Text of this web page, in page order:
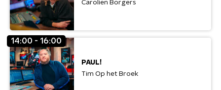
Carolien Borgers
14:00 - 16:00
PAUL!
Tim Op het Broek